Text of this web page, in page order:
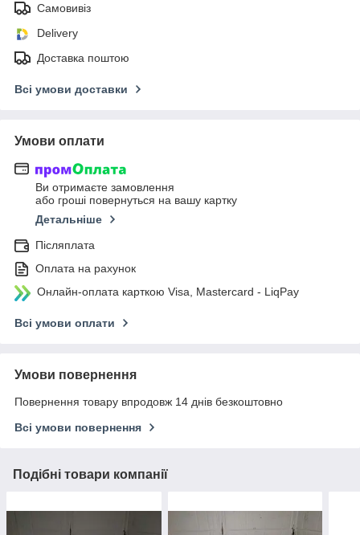
Самовивіз
Delivery
Доставка поштою
Всі умови доставки
Умови оплати
Ви отримаєте замовлення
або гроші повернуться на вашу картку
Детальніше
Післяплата
Оплата на рахунок
Онлайн-оплата карткою Visa, Mastercard - LiqPay
Всі умови оплати
Умови повернення
Повернення товару впродовж 14 днів безкоштовно
Всі умови повернення
Подібні товари компанії